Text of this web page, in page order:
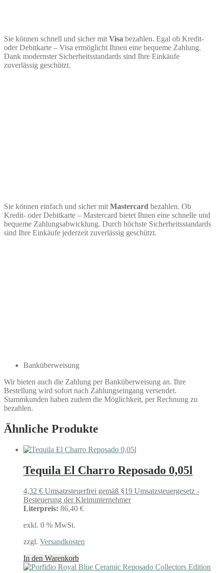
Sie können schnell und sicher mit Visa bezahlen. Egal ob Kredit-
oder Debitkarte – Visa ermöglicht Ihnen eine bequeme Zahlung.
Dank modernster Sicherheitsstandards sind Ihre Einkäufe
zuverlässig geschützt.
Sie können einfach und sicher mit Mastercard bezahlen. Ob
Kredit- oder Debitkarte – Mastercard bietet Ihnen eine schnelle und
bequeme Zahlungsabwicklung. Durch höchste Sicherheitsstandards
sind Ihre Einkäufe jederzeit zuverlässig geschützt.
Banküberweisung
Wir bieten auch die Zahlung per Banküberweisung an. Ihre
Bestellung wird sofort nach Zahlungseingang versendet.
Stammkunden haben zudem die Möglichkeit, per Rechnung zu
bezahlen.
Ähnliche Produkte
Tequila El Charro Reposado 0,05l
4,32 € Umsatzsteuerfrei gemäß §19 Umsatzsteuergesetz -
Besteuerung der Kleinunternehmer
Literpreis: 86,40 €
exkl. 0 % MwSt.
zzgl. Versandkosten
In den Warenkorb